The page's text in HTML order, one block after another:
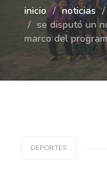
inicio noticias
se disputó un
marco del
DEPORTES